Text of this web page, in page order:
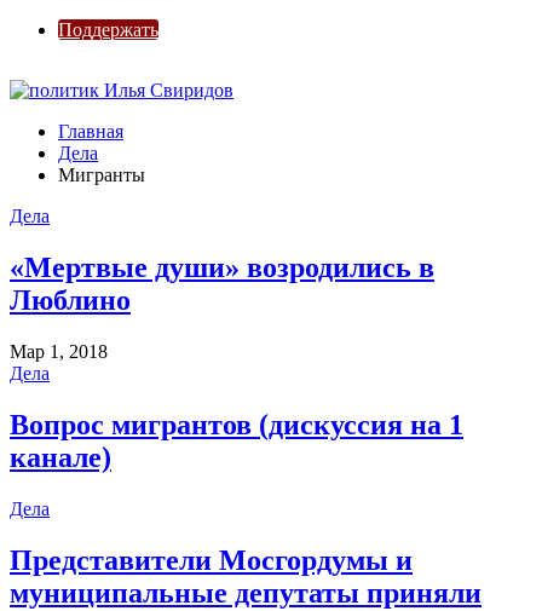
Поддержать
Главная
Дела
Мигранты
Дела
«Мертвые души» возродились в
Люблино
Мар 1, 2018
Дела
Вопрос мигрантов (дискуссия на 1
канале)
Дела
Представители Мосгордумы и
муниципальные депутаты приняли